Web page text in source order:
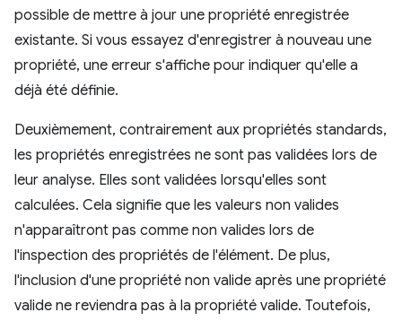
possible de mettre à jour une propriété enregistrée
existante. Si vous essayez d'enregistrer à nouveau une
propriété, une erreur s'affiche pour indiquer qu'elle a
déjà été définie.
Deuxièmement, contrairement aux propriétés standards,
les propriétés enregistrées ne sont pas validées lors de
leur analyse. Elles sont validées lorsqu'elles sont
calculées. Cela signifie que les valeurs non valides
n'apparaîtront pas comme non valides lors de
l'inspection des propriétés de l'élément. De plus,
l'inclusion d'une propriété non valide après une propriété
valide ne reviendra pas à la propriété valide. Toutefois,